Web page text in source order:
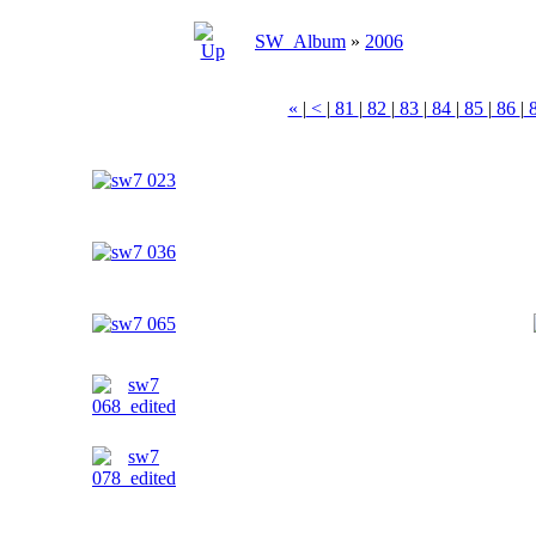
SW_Album » 2006
« | < | 81 | 82 | 83 | 84 | 85 | 86 |